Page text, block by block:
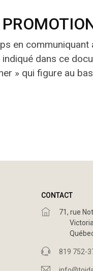
en
dans ce
» qui figure au
CONTACT
71, rue
819 752-